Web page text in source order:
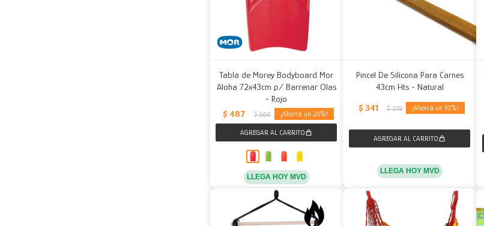
Tabla de Morey Bodyboard Mor
Aloha 72x43cm p/ Barrenar Olas
- Rojo
$ 487 $ 660 26
LLEGA HOY MVD
Pincel De Silicona Para Carnes
43cm Hts - Natural
$ 341 $ 379 10
LLEGA HOY MVD